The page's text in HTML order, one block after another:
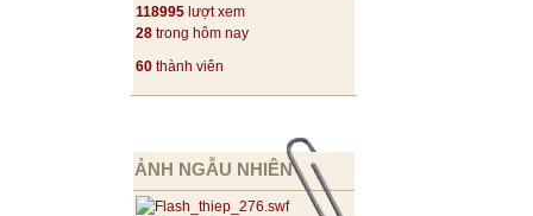
118995 lượt xem
28 trong hôm nay
60 thành viên
ẢNH NGẪU NHIÊN